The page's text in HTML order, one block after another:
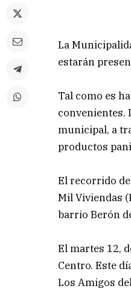
La
estarán
Tal como es
convenientes.
municipal, a
productos
El recorrido
Mil Viviendas
barrio Berón
El martes 12,
Centro. Este
Los Amigos